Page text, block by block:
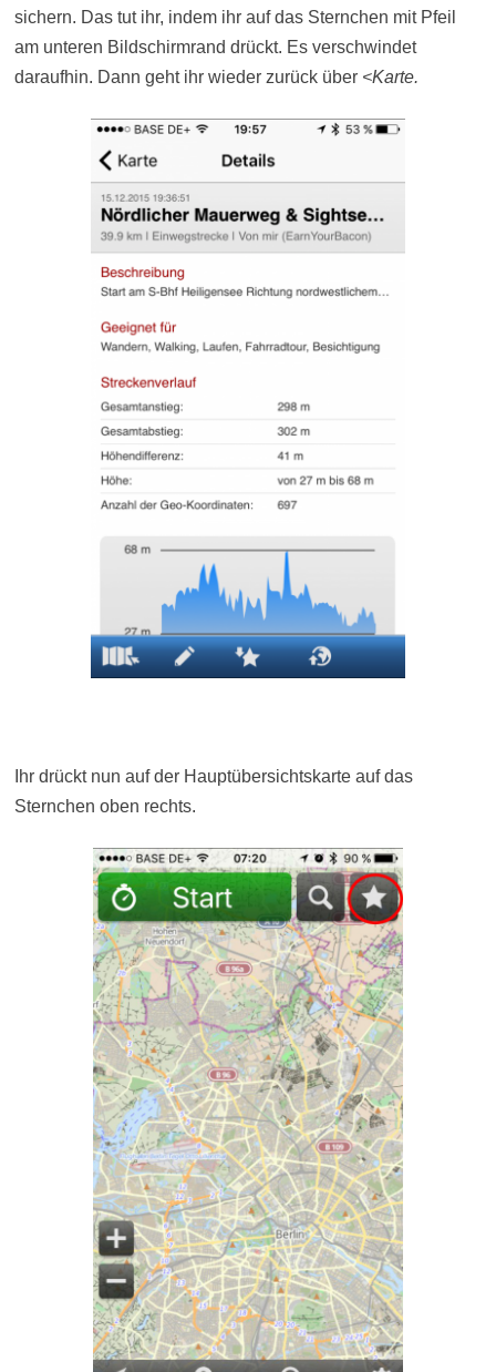
sichern. Das tut ihr, indem ihr auf das Sternchen mit Pfeil
am unteren Bildschirmrand drückt. Es verschwindet
daraufhin. Dann geht ihr wieder zurück über <Karte.
Ihr drückt nun auf der Hauptübersichtskarte auf das
Sternchen oben rechts.